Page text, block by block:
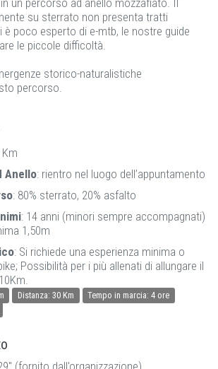
un percorso ad anello mozzafiato. Il
su sterrato non presenta tratti
è poco esperto di e-mtb, le nostre guide
le piccole difficoltà.
storico-naturalistiche
percorso.
Km
Anello: rientro nel luogo dell’appuntamento
: 80% sterrato, 20% asfalto
: 14 anni (minori sempre accompagnati)
1,50m
: Si richiede una esperienza minima o
Possibilità per i più allenati di allungare il
Distanza: 30 Km
Tempo in marcia: 4 ore
(fornito dall'organizzazione)